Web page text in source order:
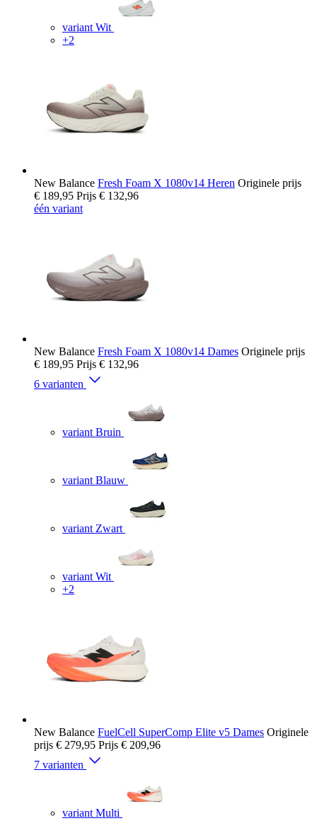
variant Wit
+2
New Balance Fresh Foam X 1080v14 Heren Originele prijs
€ 189,95 Prijs € 132,96
één variant
New Balance Fresh Foam X 1080v14 Dames Originele prijs
€ 189,95 Prijs € 132,96
6 varianten
variant Bruin
variant Blauw
variant Zwart
variant Wit
+2
New Balance FuelCell SuperComp Elite v5 Dames Originele
prijs € 279,95 Prijs € 209,96
7 varianten
variant Multi